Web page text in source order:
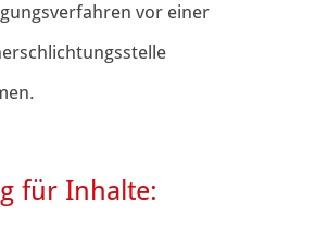
vor einer
für Inhalte: